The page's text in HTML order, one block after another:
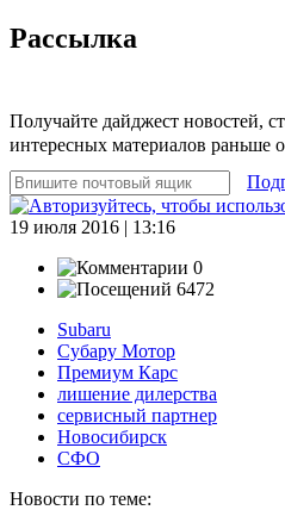
Рассылка
Получайте дайджест новостей,
интересных материалов раньше
19 июля 2016 | 13:16
0
6472
Subaru
Субару Мотор
Премиум Карс
лишение дилерства
сервисный партнер
Новосибирск
СФО
Новости по теме: